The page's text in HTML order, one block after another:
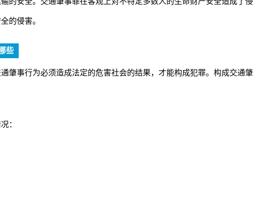
的侵害。
些
肇事行为必须造成法定的危害社会的结果，才能构成犯罪。构成交通肇
：